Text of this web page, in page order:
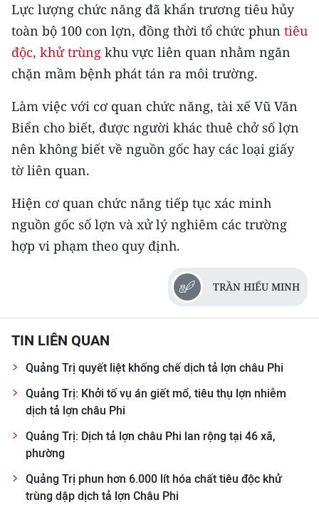
Media Thế giới
Media Thể thao
Media Y tế
Media Khoa học - Công nghệ
Media Môi trường
Ảnh
Infographic
Đồng bằng sông Hồng
Bắc Trung Bộ
Duyên hải Nam Trung Bộ và Tây
Đông Nam Bộ
Lực lượng chức năng đã khẩn trương tiêu hủy
toàn bộ 100 con lợn, đồng thời tổ chức phun tiêu
độc, khử trùng khu vực liên quan nhằm ngăn
chặn mầm bệnh phát tán ra môi trường.
Làm việc với cơ quan chức năng, tài xế Vũ Văn
Biển cho biết, được người khác thuê chở số lợn
nên không biết về nguồn gốc hay các loại giấy
tờ liên quan.
Hiện cơ quan chức năng tiếp tục xác minh
nguồn gốc số lợn và xử lý nghiêm các trường
hợp vi phạm theo quy định.
TRẦN HIẾU MINH
TIN LIÊN QUAN
Quảng Trị quyết liệt khống chế dịch tả lợn châu Phi
Quảng Trị: Khởi tố vụ án giết mổ, tiêu thụ lợn nhiễm
dịch tả lợn châu Phi
Quảng Trị: Dịch tả lợn châu Phi lan rộng tại 46 xã,
phường
Quảng Trị phun hơn 6.000 lít hóa chất tiêu độc khử
trùng dập dịch tả lợn Châu Phi